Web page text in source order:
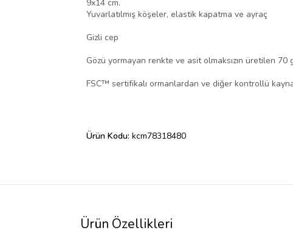
9x14 cm.
Yuvarlatılmış köşeler, elastik kapatma ve ayraç
Gizli cep
Gözü yormayan renkte ve asit olmaksızın üretilen 70
FSC™ sertifikalı ormanlardan ve diğer kontrollü
Ürün Kodu: kcm78318480
Ürün Özellikleri